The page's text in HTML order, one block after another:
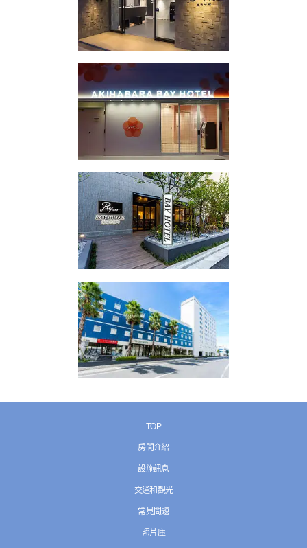
TOP
房間介紹
設施訊息
交通和觀光
常見問題
照片庫